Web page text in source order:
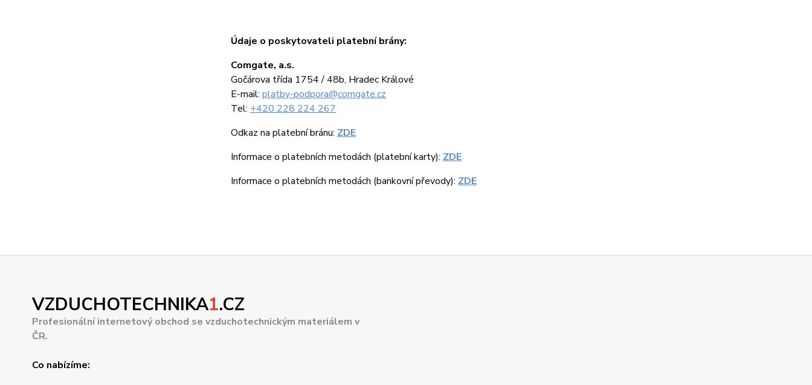
Údaje o poskytovateli platební brány:
Comgate, a.s.
Gočárova třída 1754 / 48b, Hradec Králové
E-mail: platby-podpora@comgate.cz
Tel: +420 228 224 267
Odkaz na platební bránu: ZDE
Informace o platebních metodách (platební karty): ZDE
Informace o platebních metodách (bankovní převody): ZDE
VZDUCHOTECHNIKA1.CZ
Profesionální internetový obchod se vzduchotechnickým materiálem v
ČR.
Co nabízíme: